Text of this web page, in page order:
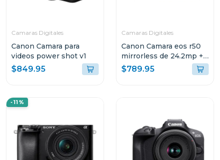
Camaras Digitales
Canon Camara para
videos power shot v1
$849.95
Camaras Digitales
Canon Camara eos r50
mirrorless de 24.2mp +
lente rf-s 18-45 f/4.5-6.3
is stm kit
$789.95
-11%